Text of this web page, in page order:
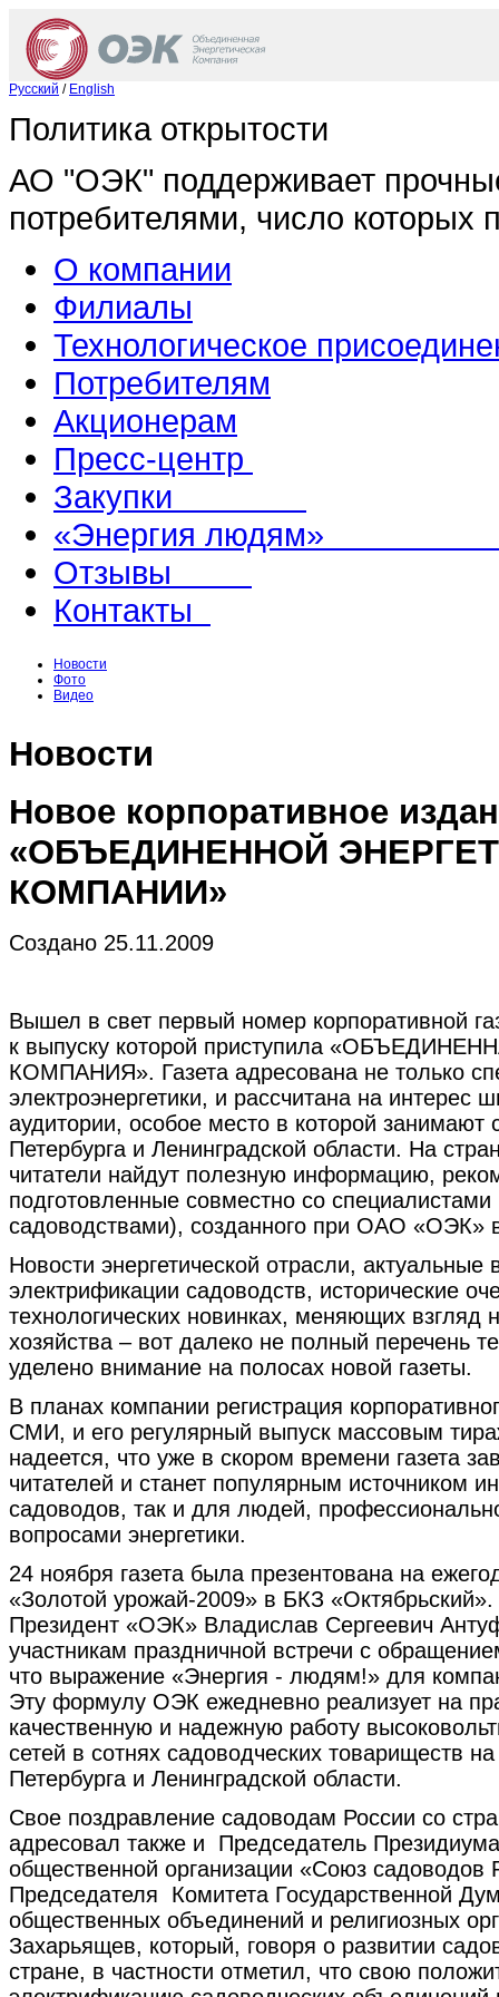
Русский / English
Политика открытости
АО "ОЭК" поддерживает
потребителями, число которых
О компании
Филиалы
Технологическое
Потребителям
Акционерам
Пресс-центр
Закупки
«Энергия
Отзывы
Контакты
Новости
Фото
Видео
Новости
Новое корпоративное
«ОБЪЕДИНЕННОЙ
КОМПАНИИ»
Создано 25.11.2009
Вышел в свет первый номер корпоративной
к выпуску которой приступила
КОМПАНИЯ». Газета адресована не только
электроэнергетики, и рассчитана на интерес
аудитории, особое место в которой занимают
Петербурга и Ленинградской области. На
читатели найдут полезную информацию,
подготовленные совместно со
садоводствами), созданного при ОАО «ОЭК»
Новости энергетической отрасли, актуальные
электрификации садоводств, исторические
технологических новинках, меняющих взгляд
хозяйства – вот далеко не полный перечень
уделено внимание на полосах новой газеты.
В планах компании регистрация
СМИ, и его регулярный выпуск массовым
надеется, что уже в скором времени газета
читателей и станет популярным источником
садоводов, так и для людей,
вопросами энергетики.
24 ноября газета была презентована на
«Золотой урожай-2009» в БКЗ
Президент «ОЭК» Владислав Сергеевич
участникам праздничной встречи с
что выражение «Энергия - людям!» для
Эту формулу ОЭК ежедневно реализует на
качественную и надежную работу
сетей в сотнях садоводческих товариществ
Петербурга и Ленинградской области.
Свое поздравление садоводам России со
адресовал также и Председатель
общественной организации «Союз садоводов
Председателя Комитета Государственной
общественных объединений и религиозных
Захарьящев, который, говоря о развитии
стране, в частности отметил, что свою